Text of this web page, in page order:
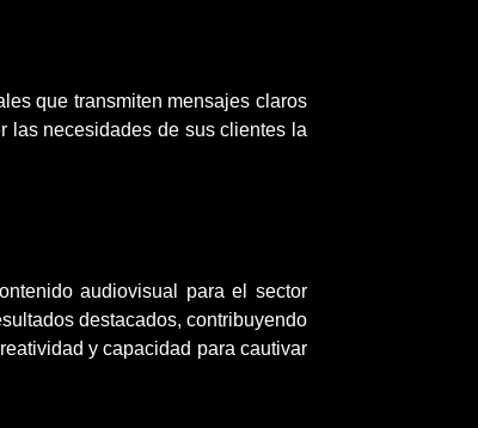
que transmiten mensajes claros
las necesidades de sus clientes la
audiovisual para el sector
destacados, contribuyendo
y capacidad para cautivar